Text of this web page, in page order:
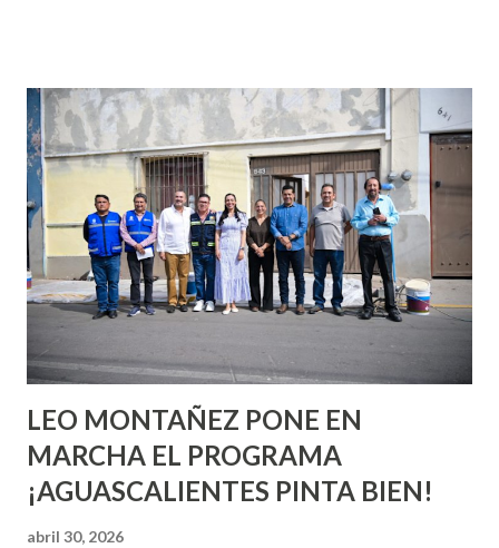
conoces ni la mitad de lo que deberías saber. Pero incluso
quienes ya han tenido relaciones sexuales no son expertos
o expertas en el tema. Siempre hay algo nuevo que
aprender y nuevas experiencias que conocer. Si eres una
chica y aún no has tenido relaciones sexuales, tal vez
pienses que el sexo será increíble y no puedas esperar para
experimentarlo, pero como cualquier persona con
experiencia te dirá, siempre es mejor cuando ambas partes
son suficientemen...
LEO MONTAÑEZ PONE EN
MARCHA EL PROGRAMA
¡AGUASCALIENTES PINTA BIEN!
abril 30, 2026